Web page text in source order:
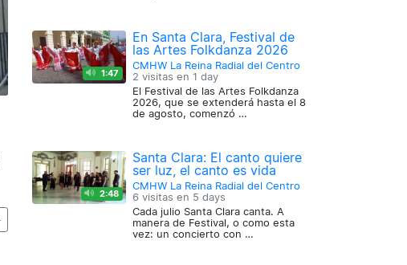
1:47
En Santa Clara, Festival de
las Artes Folkdanza 2026
CMHW La Reina Radial del Centro
2 visitas en 1 day
El Festival de las Artes Folkdanza
2026, que se extenderá hasta el 8
de agosto, comenzó …
2:48
Santa Clara: El canto quiere
ser luz, el canto es vida
CMHW La Reina Radial del Centro
6 visitas en 5 days
Cada julio Santa Clara canta. A
manera de Festival, o como esta
vez: un concierto con …